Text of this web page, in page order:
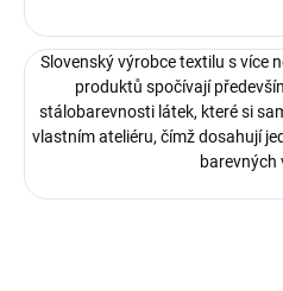
Slovenský výrobce textilu s více
produktů spočívají
stálobarevnosti látek, které si
vlastním ateliéru, čímž dosahují
barevných